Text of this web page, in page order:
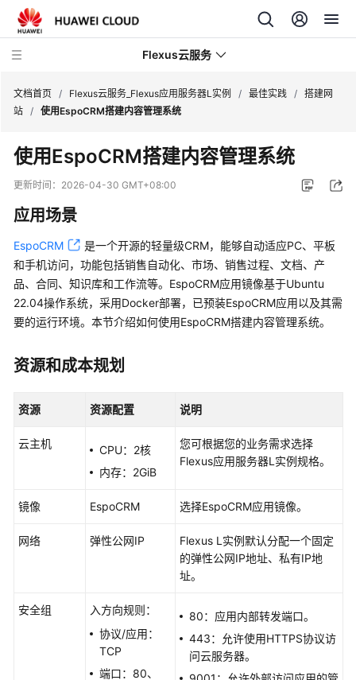
Flexus云服务
最
动
产
品
介
绍
快
门
用
南
最
文档首页 / Flexus云服务_Flexus应用服务器L实例 / 最佳实践 / 搭建网
站 / 使用EspoCRM搭建内容管理系统
使用EspoCRM搭建内容管理系统
更新时间： 2026-04-30 GMT+08:00
应用场景
EspoCRM
是一个开源的轻量级CRM，能够自动适应PC、平板
和手机访问，功能包括销售自动化、市场、销售过程、文档、产
品、合同、知识库和工作流等。EspoCRM应用镜像基于Ubuntu
22.04操作系统，采用Docker部署，已预装EspoCRM应用以及其需
要的运行环境。本节介绍如何使用EspoCRM搭建内容管理系统。
资源和成本规划
资源 资源配置 说明
云主机
CPU：2核
内存：2GiB
您可根据您的业务需求选择
Flexus应用服务器L实例规格。
镜像 EspoCRM 选择EspoCRM应用镜像。
网络 弹性公网IP
Flexus L实例默认分配一个固定
的弹性公网IP地址、私有IP地
址。
安全组
入方向规则：
协议/应用：
TCP
端口：80、
80：应用内部转发端口。
443：允许使用HTTPS协议访
问云服务器。